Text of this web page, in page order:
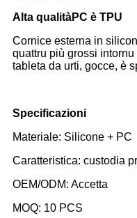
Alta qualitàPC è TPU
Cornice esterna in
quattru più grossi
tableta da urti, gocce, è
Specificazioni
Materiale: Silicone + PC
Caratteristica: custodia
OEM/ODM: Accetta
MOQ: 10 PCS